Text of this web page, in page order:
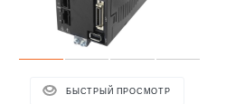
БЫСТРЫЙ ПРОСМОТР